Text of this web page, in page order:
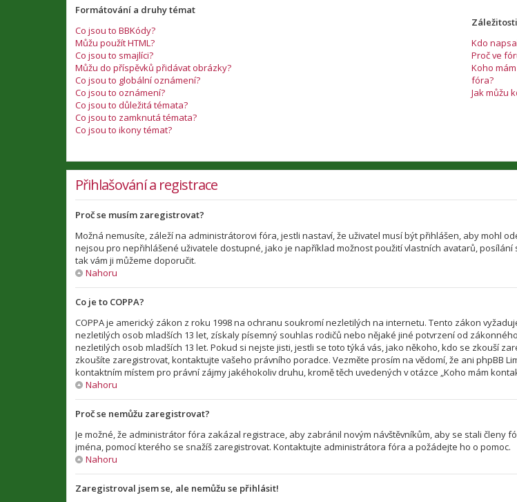
Formátování a druhy témat
Co jsou to BBKódy?
Můžu použít HTML?
Co jsou to smajlíci?
Můžu do příspěvků přidávat obrázky?
Co jsou to globální oznámení?
Co jsou to oznámení?
Co jsou to důležitá témata?
Co jsou to zamknutá témata?
Co jsou to ikony témat?
Kdo
Proč ve
Koho
fóra?
Jak můžu
Přihlašování a registrace
Proč se musím zaregistrovat?
Možná nemusíte, záleží na administrátorovi fóra, jestli nastaví, že uživatel musí být přihlášen, aby mohl
nejsou pro nepřihlášené uživatele dostupné, jako je například možnost použití vlastních avatarů,
tak vám ji můžeme doporučit.
Nahoru
Co je to COPPA?
COPPA je americký zákon z roku 1998 na ochranu soukromí nezletilých na internetu. Tento zákon
nezletilých osob mladších 13 let, získaly písemný souhlas rodičů nebo nějaké jiné potvrzení od
nezletilých osob mladších 13 let. Pokud si nejste jisti, jestli se toto týká vás, jako někoho, kdo se zkouší
zkoušíte zaregistrovat, kontaktujte vašeho právního poradce. Vezměte prosím na vědomí, že ani phpBB
kontaktním místem pro právní zájmy jakéhokoliv druhu, kromě těch uvedených v otázce „Koho mám
Nahoru
Proč se nemůžu zaregistrovat?
Je možné, že administrátor fóra zakázal registrace, aby zabránil novým návštěvníkům, aby se stali
jména, pomocí kterého se snažíš zaregistrovat. Kontaktujte administrátora fóra a požádejte ho o pomoc.
Nahoru
Zaregistroval jsem se, ale nemůžu se přihlásit!